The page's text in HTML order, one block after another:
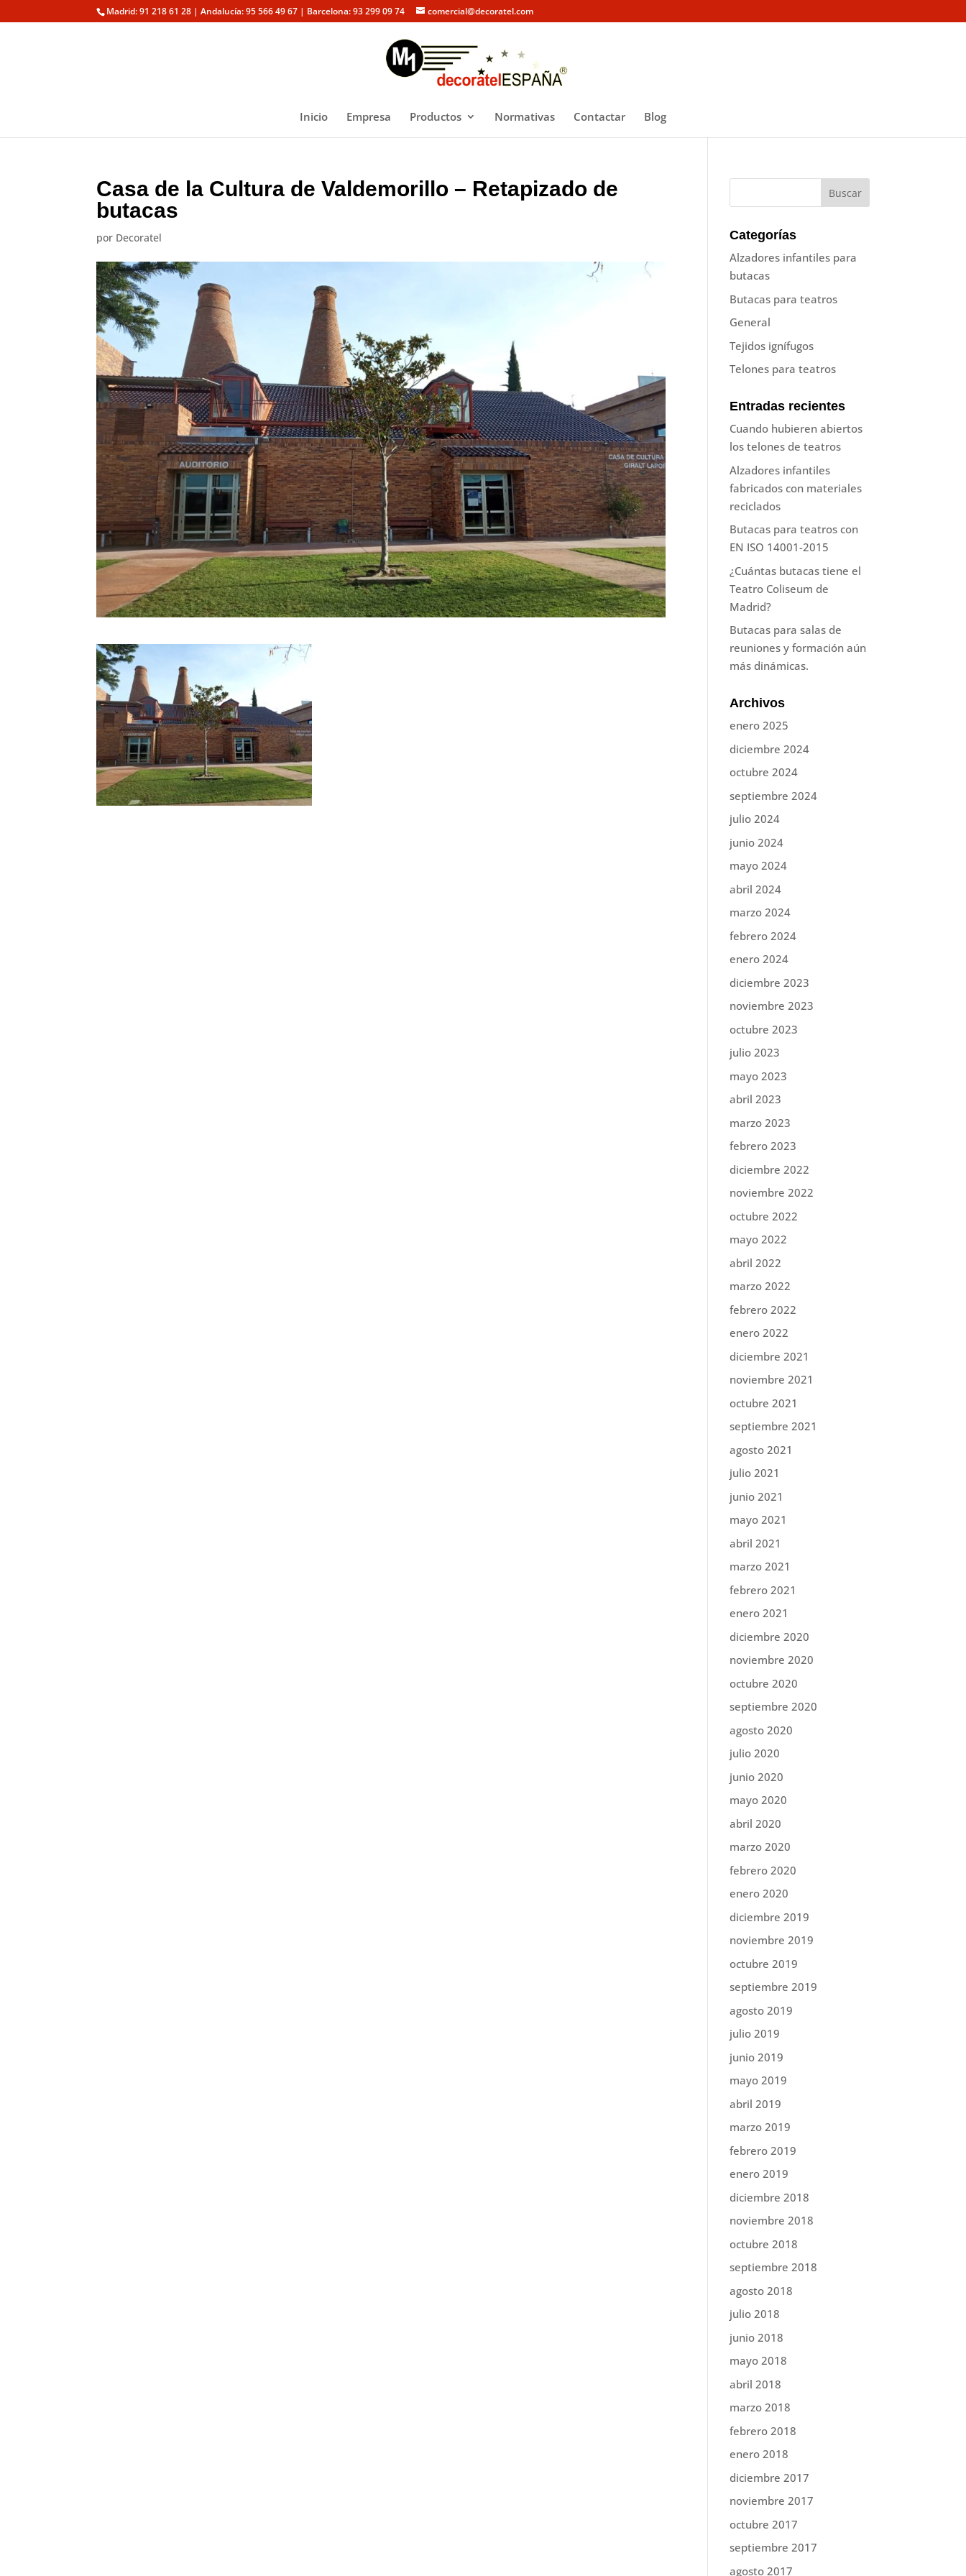
Madrid: 91 218 61 28 | Andalucía: 95 566 49 67 | Barcelona: 93 299 09 74 comercial@decoratel.com
Inicio Empresa Productos Normativas Contactar Blog
Casa de la Cultura de Valdemorillo – Retapizado de
butacas
por Decoratel
Categorías
Alzadores infantiles para
butacas
Butacas para teatros
General
Tejidos ignífugos
Telones para teatros
Entradas recientes
Cuando hubieren abiertos
los telones de teatros
Alzadores infantiles
fabricados con materiales
reciclados
Butacas para teatros con
EN ISO 14001-2015
¿Cuántas butacas tiene el
Teatro Coliseum de
Madrid?
Butacas para salas de
reuniones y formación aún
más dinámicas.
Archivos
enero 2025
diciembre 2024
octubre 2024
septiembre 2024
julio 2024
junio 2024
mayo 2024
abril 2024
marzo 2024
febrero 2024
enero 2024
diciembre 2023
noviembre 2023
octubre 2023
julio 2023
mayo 2023
abril 2023
marzo 2023
febrero 2023
diciembre 2022
noviembre 2022
octubre 2022
mayo 2022
abril 2022
marzo 2022
febrero 2022
enero 2022
diciembre 2021
noviembre 2021
octubre 2021
septiembre 2021
agosto 2021
julio 2021
junio 2021
mayo 2021
abril 2021
marzo 2021
febrero 2021
enero 2021
diciembre 2020
noviembre 2020
octubre 2020
septiembre 2020
agosto 2020
julio 2020
junio 2020
mayo 2020
abril 2020
marzo 2020
febrero 2020
enero 2020
diciembre 2019
noviembre 2019
octubre 2019
septiembre 2019
agosto 2019
julio 2019
junio 2019
mayo 2019
abril 2019
marzo 2019
febrero 2019
enero 2019
diciembre 2018
noviembre 2018
octubre 2018
septiembre 2018
agosto 2018
julio 2018
junio 2018
mayo 2018
abril 2018
marzo 2018
febrero 2018
enero 2018
diciembre 2017
noviembre 2017
octubre 2017
septiembre 2017
agosto 2017